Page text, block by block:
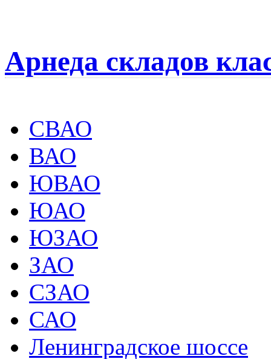
Арнеда складов
СВАО
ВАО
ЮВАО
ЮАО
ЮЗАО
ЗАО
СЗАО
САО
Ленинградское шоссе